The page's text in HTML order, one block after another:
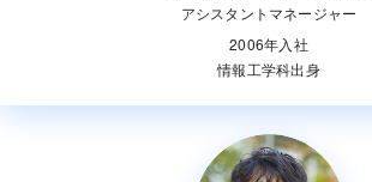
アシスタントマネージャー
2006年入社
情報工学科出身